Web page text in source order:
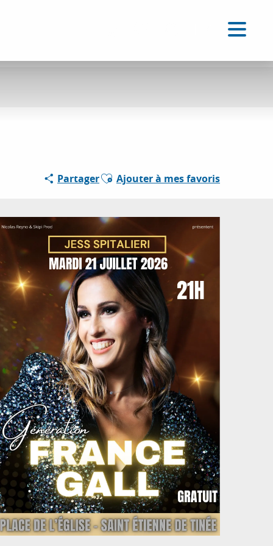
PartagerAjouter aux favoris
Ajouter à mes favoris